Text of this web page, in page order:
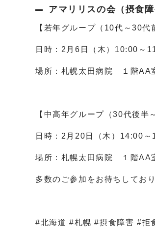
アマリリスの会（摂食
【若年グループ（10代～30代
日時：2月6日（木）10:00～
場所：札幌太田病院 １階AA
【中高年グループ（30代後半
日時：2月20日（木）14:00～
場所：札幌太田病院 １階AA
多数のご参加をお待ちしており
#北海道 #札幌 #摂食障害 #拒